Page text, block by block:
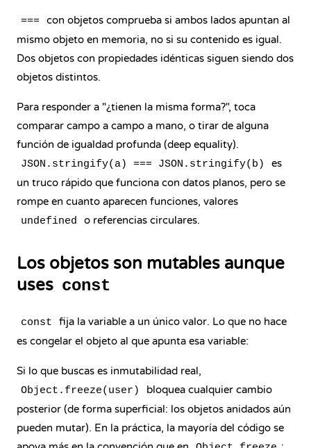
=== con objetos comprueba si ambos lados apuntan al
mismo objeto en memoria, no si su contenido es igual.
Dos objetos con propiedades idénticas siguen siendo dos
objetos distintos.
Para responder a "¿tienen la misma forma?", toca
comparar campo a campo a mano, o tirar de alguna
función de igualdad profunda (deep equality).
JSON.stringify(a) === JSON.stringify(b)
es
un truco rápido que funciona con datos planos, pero se
rompe en cuanto aparecen funciones, valores
undefined o referencias circulares.
Los objetos son mutables aunque
uses const
const
fija la variable a un único valor. Lo que no hace
es congelar el objeto al que apunta esa variable:
Si lo que buscas es inmutabilidad real,
Object.freeze(user)
bloquea cualquier cambio
posterior (de forma superficial: los objetos anidados aún
pueden mutar). En la práctica, la mayoría del código se